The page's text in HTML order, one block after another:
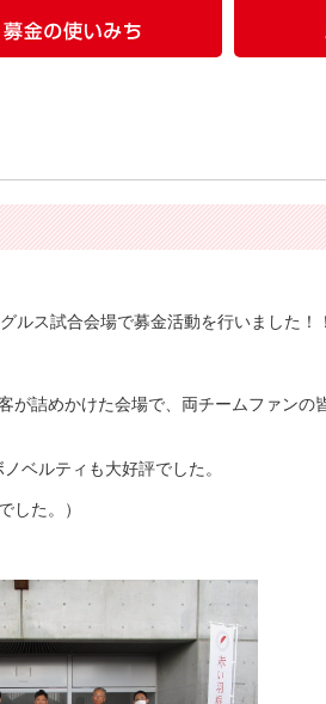
ルス試合会場で募金活動を行いました！！
詰めかけた会場で、両チームファンの
ベルティも大好評でした。
した。）